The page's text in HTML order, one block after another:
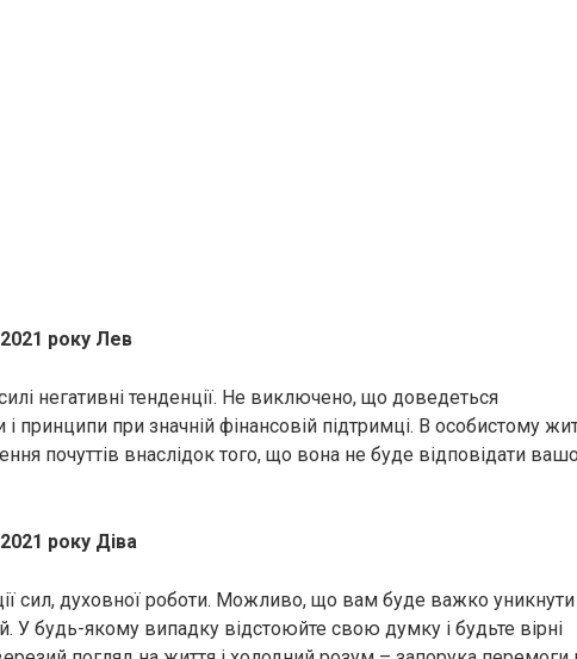
року Лев
негативні тенденції. Не виключено, що доведеться
принципи при значній фінансовій підтримці. В особистому
почуттів внаслідок того, що вона не буде відповідати
року Діва
сил, духовної роботи. Можливо, що вам буде важко уникнути
У будь-якому випадку відстоюйте свою думку і будьте вірні